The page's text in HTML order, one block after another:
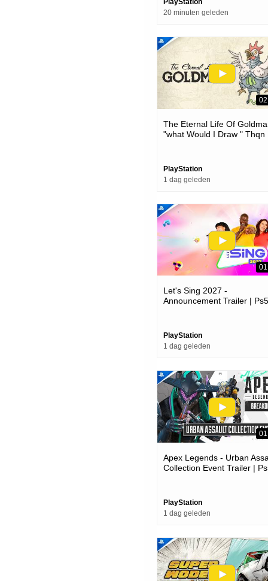
PlayStation
20 minuten geleden
The Eternal Life Of
"what Would I Draw " Thqn
PlayStation
1 dag geleden
Let's Sing 2027 -
Announcement Trailer | Ps5
PlayStation
1 dag geleden
Apex Legends - Urban
Collection Event Trailer |
PlayStation
1 dag geleden